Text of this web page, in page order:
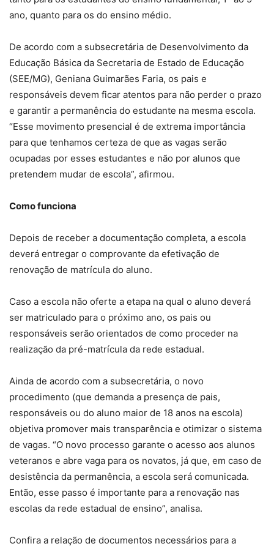
ano, quanto para os do ensino médio.
De acordo com a subsecretária de Desenvolvimento da
Educação Básica da Secretaria de Estado de Educação
(SEE/MG), Geniana Guimarães Faria, os pais e
responsáveis devem ficar atentos para não perder o prazo
e garantir a permanência do estudante na mesma escola.
“Esse movimento presencial é de extrema importância
para que tenhamos certeza de que as vagas serão
ocupadas por esses estudantes e não por alunos que
pretendem mudar de escola”, afirmou.
Como funciona
Depois de receber a documentação completa, a escola
deverá entregar o comprovante da efetivação de
renovação de matrícula do aluno.
Caso a escola não oferte a etapa na qual o aluno deverá
ser matriculado para o próximo ano, os pais ou
responsáveis serão orientados de como proceder na
realização da pré-matrícula da rede estadual.
Ainda de acordo com a subsecretária, o novo
procedimento (que demanda a presença de pais,
responsáveis ou do aluno maior de 18 anos na escola)
objetiva promover mais transparência e otimizar o sistema
de vagas. “O novo processo garante o acesso aos alunos
veteranos e abre vaga para os novatos, já que, em caso de
desistência da permanência, a escola será comunicada.
Então, esse passo é importante para a renovação nas
escolas da rede estadual de ensino”, analisa.
Confira a relação de documentos necessários para a